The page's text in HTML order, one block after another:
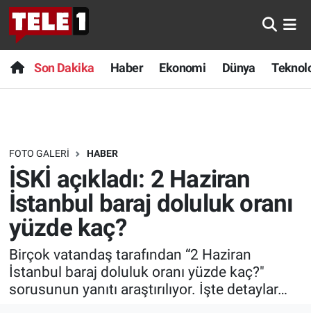
Son Dakika Haber Ekonomi Dünya
FOTO GALERI HABER
İSKİ açıkladı: 2 Haziran
İstanbul baraj doluluk oranı
yüzde kaç?
Birçok vatandaş tarafından “2 Haziran
İstanbul baraj doluluk oranı yüzde kaç?"
sorusunun yanıtı araştırılıyor. İşte detaylar…
Anında Manşet
Başka Sohbetler
Bilim turu
Bilim ve Teknoloji Evreni
Doğa Konuşuyor
Dünya
Ege Saati
Son Dakika
Haber
Dünya
Teknoloji
Sağlık
Spor
Yayın Akışı
Nöbetçi Eczaneler
Hava Durumu
Trafik Durumu
Süper Lig Puan Durumu ve Fikstür
Tüm Manşetler
Son Dakika Haberleri
Haber Arşivi